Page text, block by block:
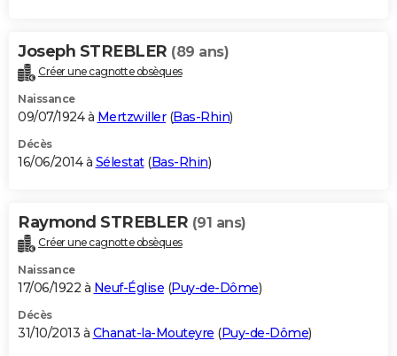
Joseph STREBLER (89 ans)
Créer une cagnotte obsèques
Naissance
09/07/1924 à Mertzwiller(Bas-Rhin)
Décès
16/06/2014 à Sélestat(Bas-Rhin)
Raymond STREBLER (91 ans)
Créer une cagnotte obsèques
Naissance
17/06/1922 à Neuf-Église (Puy-de-Dôme)
Décès
31/10/2013 à Chanat-la-Mouteyre (Puy-de-Dôme)